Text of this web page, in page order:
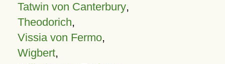
Tatwin von Canterbury,
Theodorich,
Vissia von Fermo,
Wigbert,